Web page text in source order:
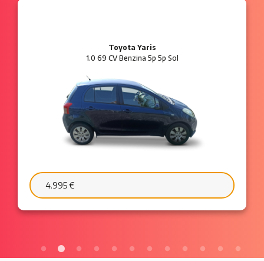
Toyota Yaris
1.0 69 CV Benzina 5p 5p Sol
4.995 €